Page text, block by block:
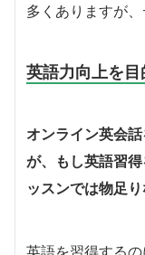
多くありますが、
英語力向上を
オンライン英会
が、もし英語習
ッスンでは物足
英語を習得する